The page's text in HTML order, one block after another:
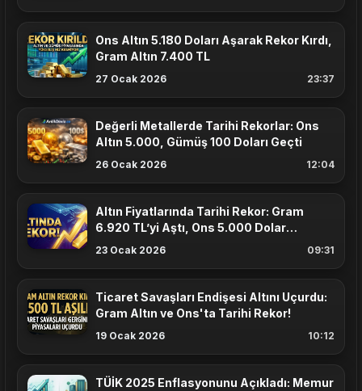
Ons Altın 5.180 Doları Aşarak Rekor Kırdı,
Gram Altın 7.400 TL
27 Ocak 2026 23:37
Değerli Metallerde Tarihi Rekorlar: Ons
Altın 5.000, Gümüş 100 Doları Geçti
26 Ocak 2026 12:04
Altın Fiyatlarında Tarihi Rekor: Gram
6.920 TL’yi Aştı, Ons 5.000 Dolar
Sınırında
23 Ocak 2026 09:31
Ticaret Savaşları Endişesi Altını Uçurdu:
Gram Altın ve Ons'ta Tarihi Rekor!
19 Ocak 2026 10:12
TÜİK 2025 Enflasyonunu Açıkladı: Memur